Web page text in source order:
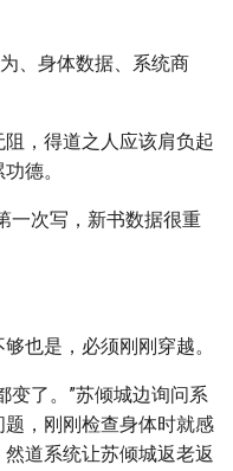
、身体数据、系统商
，得道之人应该肩负起
德。
一次写，新书数据很重
也是，必须刚刚穿越。
变了。”苏倾城边询问系
，刚刚检查身体时就感
道系统让苏倾城返老返